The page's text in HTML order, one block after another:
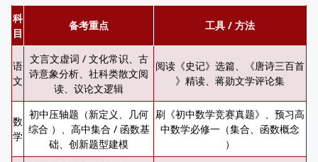
科
目
备考重点 工具 / 方法
语
文
文言文虚词 / 文化常识、古
诗意象分析、社科类散文阅
读、议论文逻辑
阅读《史记》选篇、《唐诗三百首
》精读、蒋勋文学评论集
数
学
初中压轴题（新定义、几何
综合 ）、高中集合 / 函数基
础、创新题型建模
刷《初中数学竞赛真题》、预习高
中数学必修一（集合、函数概念
）